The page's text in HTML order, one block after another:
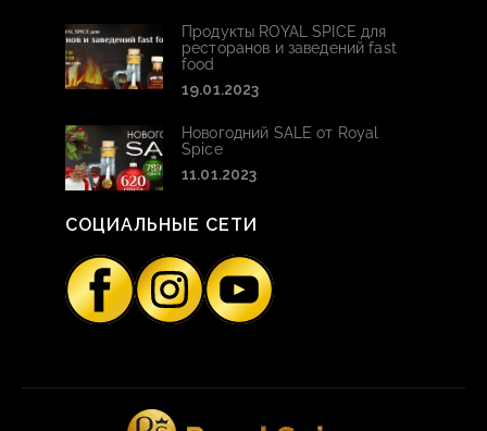
Продукты ROYAL SPICE для
ресторанов и заведений fast
food
19.01.2023
Новогодний SALE от Royal
Spice
11.01.2023
СОЦИАЛЬНЫЕ СЕТИ